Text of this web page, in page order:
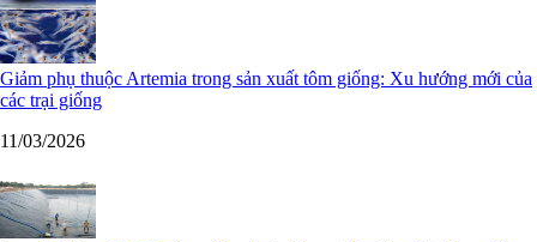
Giảm phụ thuộc Artemia trong sản xuất tôm giống: Xu hướng mới của
các trại giống
11/03/2026